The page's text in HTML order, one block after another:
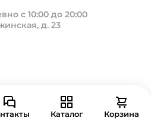
с 10:00 до 20:00
д. 23
Каталог Корзина